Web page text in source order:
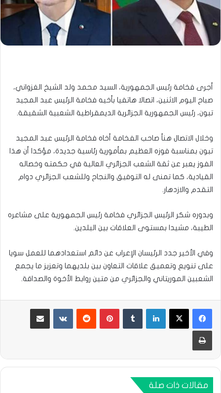
أجرى فخامة رئيس الجمهورية، السيد محمد ولد الشيخ الغزواني،
صباح اليوم الاثنين، اتصالا هاتفيا بأخيه فخامة الرئيس عبد المجيد
تبون، رئيس الجمهورية الجزائرية الديمقراطية الشعبية الشقيقة.
وخلال الاتصال هنأ صاحب الفخامة أخاه فخامة الرئيس عبد المجيد
تبون بمناسبة فوزه العظيم بمأمورية رئاسية جديدة، مؤكدا أن هذا
الفوز يعبر عن ثقة الشعب الجزائري العالية في حكمته وخصاله
القيادية، كما تمنى له التوفيق والنجاح وللشعب الجزائري دوام
التقدم والازدهار.
وبدوره شكر الرئيس الجزائري فخامة رئيس الجمهورية على مشاعره
الطيبة، مشيدا بمستوى العلاقات بين البلدين.
وفي الأخير جدد الرئيسان الإعراب عن دائم استعدادهما للعمل سويا
على تنويع وتعميق علاقات التعاون بين بلديهما وتعزيز ما يجمع
الشعبين الموريتاني والجزائري من متين روابط الأخوة والصداقة.
لينكدإن بينتيريست مشاركة عبر البريد
طباعة
مقالات ذات صلة